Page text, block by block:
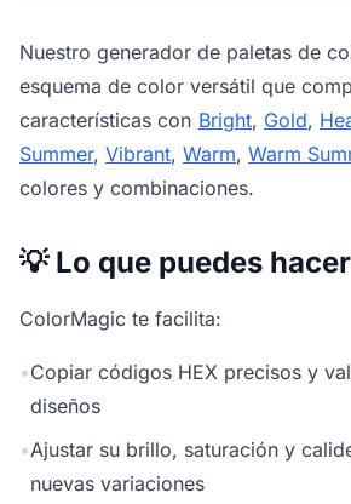
Nuestro generador de paletas de
esquema de color versátil que
características con Bright, Gold,
Summer, Vibrant, Warm, Warm
colores y combinaciones.
💡 Lo que puedes hacer
ColorMagic te facilita:
•Copiar códigos HEX precisos y
diseños
•Ajustar su brillo, saturación y
nuevas variaciones